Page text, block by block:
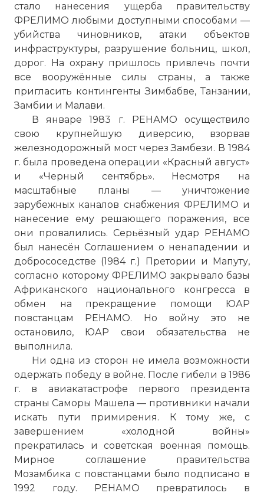
стало нанесения ущерба правительству
ФРЕЛИМО любыми доступными способами —
убийства чиновников, атаки объектов
инфраструктуры, разрушение больниц, школ,
дорог. На охрану пришлось привлечь почти
все вооружённые силы страны, а также
пригласить контингенты Зимбабве, Танзании,
Замбии и Малави.
В январе 1983 г. РЕНАМО осуществило
свою крупнейшую диверсию, взорвав
железнодорожный мост через Замбези. В 1984
г. была проведена операции «Красный август»
и «Черный сентябрь». Несмотря на
масштабные планы — уничтожение
зарубежных каналов снабжения ФРЕЛИМО и
нанесение ему решающего поражения, все
они провалились. Серьёзный удар РЕНАМО
был нанесён Соглашением о ненападении и
добрососедстве (1984 г.) Претории и Мапуту,
согласно которому ФРЕЛИМО закрывало базы
Африканского национального конгресса в
обмен на прекращение помощи ЮАР
повстанцам РЕНАМО. Но войну это не
остановило, ЮАР свои обязательства не
выполнила.
Ни одна из сторон не имела возможности
одержать победу в войне. После гибели в 1986
г. в авиакатастрофе первого президента
страны Саморы Машела — противники начали
искать пути примирения. К тому же, с
завершением «холодной войны»
прекратилась и советская военная помощь.
Мирное соглашение правительства
Мозамбика с повстанцами было подписано в
1992 году. РЕНАМО превратилось в